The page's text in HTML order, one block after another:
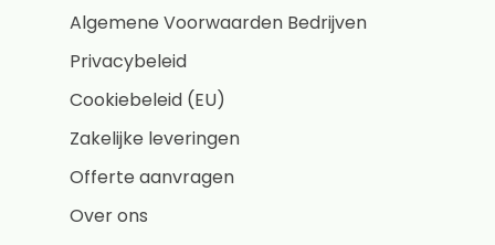
Algemene Voorwaarden Bedrijven
Privacybeleid
Cookiebeleid (EU)
Zakelijke leveringen
Offerte aanvragen
Over ons